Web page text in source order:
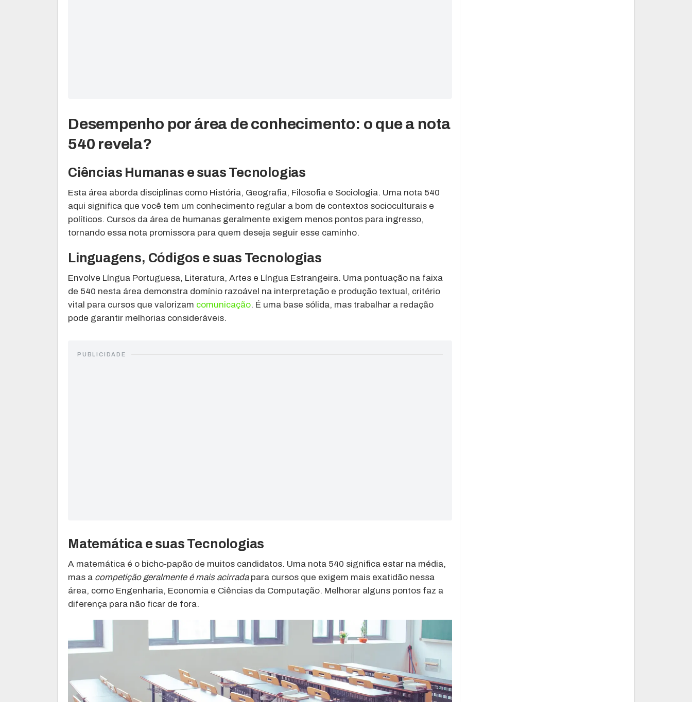
Desempenho por área de conhecimento: o que a nota
540 revela?
Ciências Humanas e suas Tecnologias
Esta área aborda disciplinas como História, Geografia, Filosofia e Sociologia. Uma nota 540
aqui significa que você tem um conhecimento regular a bom de contextos socioculturais e
políticos. Cursos da área de humanas geralmente exigem menos pontos para ingresso,
tornando essa nota promissora para quem deseja seguir esse caminho.
Linguagens, Códigos e suas Tecnologias
Envolve Língua Portuguesa, Literatura, Artes e Língua Estrangeira. Uma pontuação na faixa
de 540 nesta área demonstra domínio razoável na interpretação e produção textual, critério
vital para cursos que valorizam comunicação. É uma base sólida, mas trabalhar a redação
pode garantir melhorias consideráveis.
PUBLICIDADE
Matemática e suas Tecnologias
A matemática é o bicho-papão de muitos candidatos. Uma nota 540 significa estar na média,
mas a competição geralmente é mais acirradapara cursos que exigem mais exatidão nessa
área, como Engenharia, Economia e Ciências da Computação. Melhorar alguns pontos faz a
diferença para não ficar de fora.